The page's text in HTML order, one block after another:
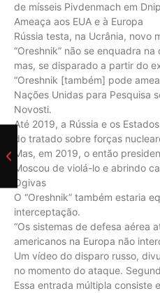
de mísseis Pivdenmach em
Ameaça aos EUA e à Europa
Rússia testa, na Ucrânia, novo
“Oreshnik” não se enquadra
mas, se disparado a partir do
“Oreshnik [também] pode
Nações Unidas para Pesquisa
Novosti.
Até 2019, a Rússia e os
do tratado sobre forças
Mas, em 2019, o então
Moscou de violá-lo e abrindo
Ogivas
O “Oreshnik” também estaria
interceptação.
“Os sistemas de defesa aérea
americanos na Europa não
Um vídeo do disparo russo,
no momento do ataque.
Essa entrada múltipla consiste